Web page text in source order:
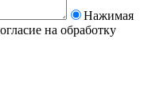
Нажимая
на обработку